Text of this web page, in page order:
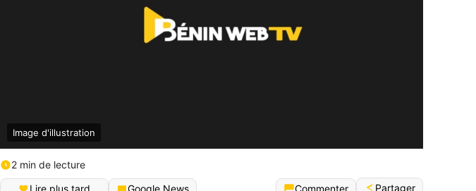
Image d'illustration
2 min de lecture
Lire plus tard
Google News Commenter Partager